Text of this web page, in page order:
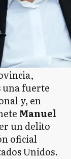
una fuerte
y, en
Manuel
un delito
oficial
Unidos.